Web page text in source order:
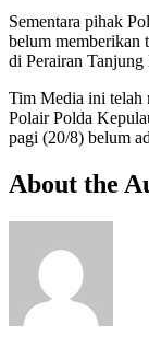
Sementara pihak
belum memberikan
di Perairan
Tim Media ini telah
Polair Polda
pagi (20/8) belum
About the